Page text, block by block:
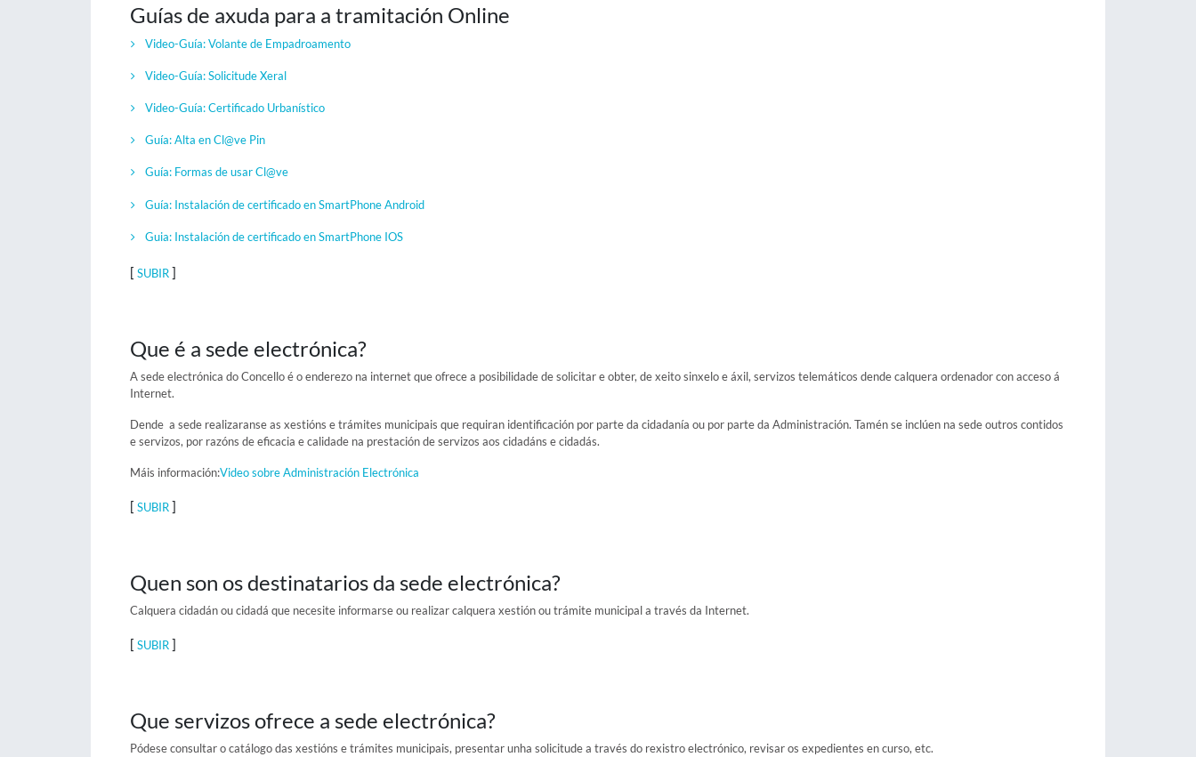
Guías de axuda para a tramitación Online
Video-Guía: Volante de Empadroamento
Video-Guía:Solicitude Xeral
Video-Guía:Certificado Urbanístico
Guía: Alta en Cl@ve Pin
Guía: Formas de usar Cl@ve
Guía: Instalación de certificado en SmartPhone Android
Guia: Instalación de certificado en SmartPhone IOS
[ SUBIR]
Que é a sede electrónica?
A sede electrónica do Concello é o enderezo na internet que ofrece a posibilidade de solicitar e obter, de xeito sinxelo e áxil, servizos telemáticos dende calquera ordenador con acceso á
Internet.
Dende a sede realizaranse as xestións e trámites municipais que requiran identificación por parte da cidadanía ou por parte da Administración. Tamén se inclúen na sede outros contidos
e servizos, por razóns de eficacia e calidade na prestación de servizos aos cidadáns e cidadás.
Máis información:Video sobre Administración Electrónica
[ SUBIR]
Quen son os destinatarios da sede electrónica?
Calquera cidadán ou cidadá que necesite informarse ou realizar calquera xestión ou trámite municipal a través da Internet.
[ SUBIR]
Que servizos ofrece a sede electrónica?
Pódese consultar o catálogo das xestións e trámites municipais, presentar unha solicitude a través do rexistro electrónico, revisar os expedientes en curso, etc.